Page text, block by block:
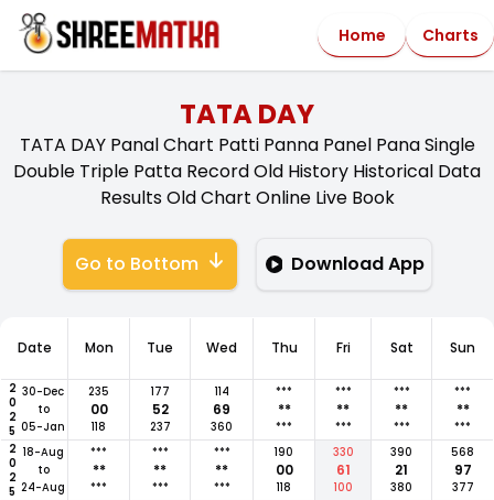
Home Charts
TATA DAY
TATA DAY Panal Chart Patti Panna Panel Pana Single
Double Triple Patta Record Old History Historical Data
Results Old Chart Online Live Book
Go to Bottom Download App
Date Mon Tue Wed Thu Fri Sat Sun
2025 30-Dec
to
05-Jan
235
00
118
177
52
237
114
69
360
***
**
***
***
**
***
***
**
***
***
**
***
2025 18-Aug
to
24-Aug
***
**
***
***
**
***
***
**
***
190
00
118
330
61
100
390
21
380
568
97
377